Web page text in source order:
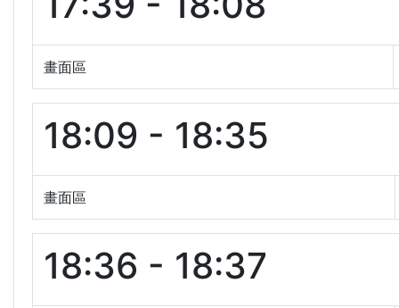
畫面區
18:09 - 18:35
畫面區
18:36 - 18:37